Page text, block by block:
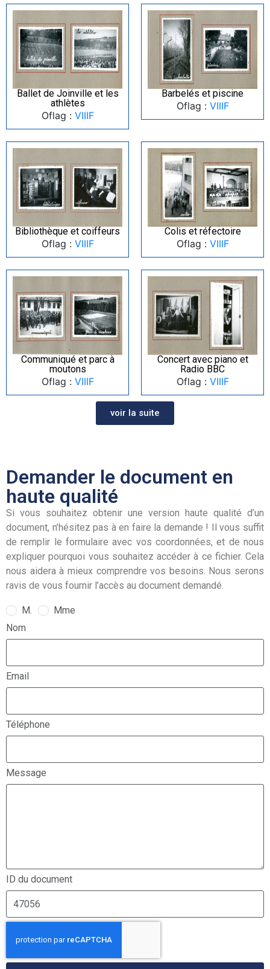
Ballet de Joinville et les
athlètes
Oflag : VIIIF
Barbelés et piscine
Oflag : VIIIF
Bibliothèque et coiffeurs
Oflag : VIIIF
Colis et réfectoire
Oflag : VIIIF
Communiqué et parc à
moutons
Oflag : VIIIF
Concert avec piano et
Radio BBC
Oflag : VIIIF
voir la suite
Demander le document en
haute qualité
Si vous souhaitez obtenir une version haute qualité d’un
document, n’hésitez pas à en faire la demande ! Il vous suffit
de remplir le formulaire avec vos coordonnées, et de nous
expliquer pourquoi vous souhaitez accéder à ce fichier. Cela
nous aidera à mieux comprendre vos besoins. Nous serons
ravis de vous fournir l’accès au document demandé.
M.
Mme
Nom
Email
Téléphone
Message
ID du document